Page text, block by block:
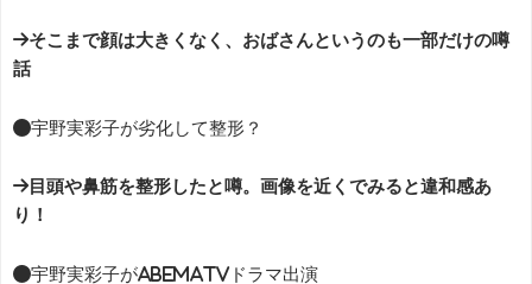
→そこまで顔は大きくなく、おばさんというのも一部だけの噂
話
●宇野実彩子が劣化して整形？
→目頭や鼻筋を整形したと噂。画像を近くでみると違和感あ
り！
●宇野実彩子がAbemaTVドラマ出演